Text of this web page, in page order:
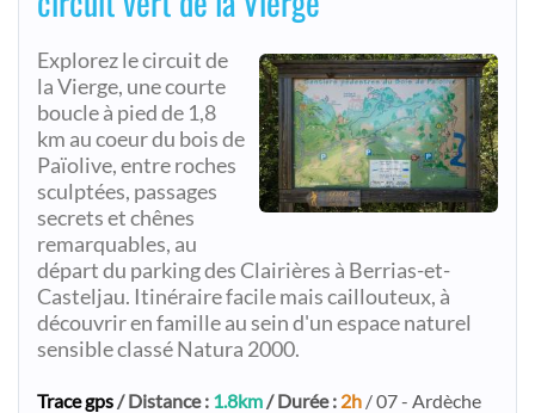
Explorez le circuit de
la Vierge, une courte
boucle à pied de 1,8
km au coeur du bois de
Païolive, entre roches
sculptées, passages
secrets et chênes
remarquables, au
départ du parking des Clairières à Berrias-et-
Casteljau. Itinéraire facile mais caillouteux, à
découvrir en famille au sein d'un espace naturel
sensible classé Natura 2000.
Trace gps/ Distance : 1.8km/ Durée : 2h / 07 - Ardèche